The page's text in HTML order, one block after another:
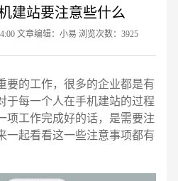
建站要注意些什么
文章编辑：小易 浏览次数：3925
的工作，很多的企业都是有
于每一个人在手机建站的过程
项工作完成好的话，是需要注
一起看看这一些注意事项都有